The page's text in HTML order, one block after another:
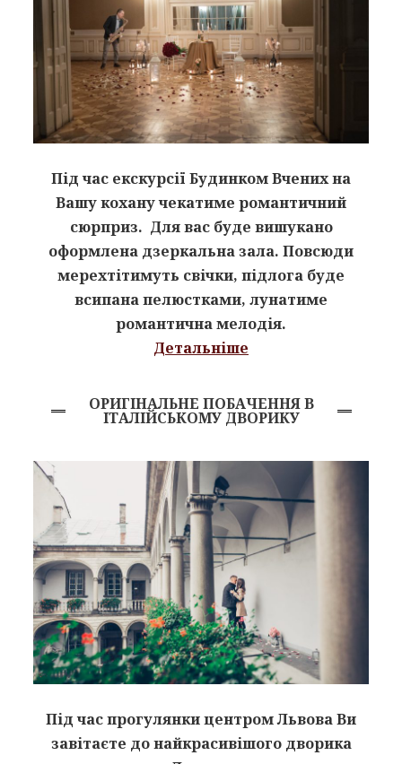
Під час екскурсії Будинком Вчених на
Вашу кохану чекатиме романтичний
сюрприз. Для вас буде вишукано
оформлена дзеркальна зала. Повсюди
мерехтітимуть свічки, підлога буде
всипана пелюстками, лунатиме
романтична мелодія.
Детальніше
ОРИГІНАЛЬНЕ ПОБАЧЕННЯ В
ІТАЛІЙСЬКОМУ ДВОРИКУ
Під час прогулянки центром Львова Ви
завітаєте до найкрасивішого дворика